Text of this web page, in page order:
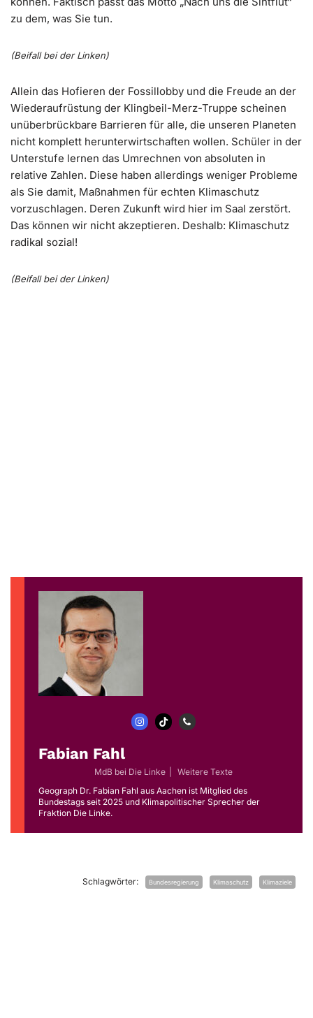
zu dem, was Sie tun.
(Beifall bei der Linken)
Allein das Hofieren der Fossillobby und die Freude an der
Wiederaufrüstung der Klingbeil-Merz-Truppe scheinen
unüberbrückbare Barrieren für alle, die unseren Planeten
nicht komplett herunterwirtschaften wollen. Schüler in der
Unterstufe lernen das Umrechnen von absoluten in
relative Zahlen. Diese haben allerdings weniger Probleme
als Sie damit, Maßnahmen für echten Klimaschutz
vorzuschlagen. Deren Zukunft wird hier im Saal zerstört.
Das können wir nicht akzeptieren. Deshalb: Klimaschutz
radikal sozial!
(Beifall bei der Linken)
Fabian Fahl
MdB bei Die Linke
Weitere Texte
Geograph Dr. Fabian Fahl aus Aachen ist Mitglied des
Bundestags seit 2025 und Klimapolitischer Sprecher der
Fraktion Die Linke.
Schlagwörter: Bundesregierung Klimaschutz Klimaziele